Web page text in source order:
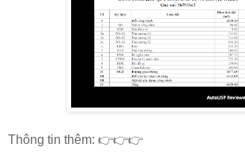
Thông tin thêm: 👉👉👉